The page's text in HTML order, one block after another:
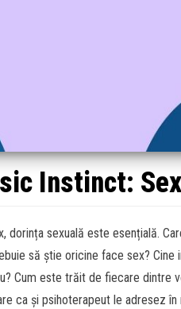
Instinct: Sex
dorința sexuală este esențială.
să știe oricine face sex? Cine
Cum este trăit de fiecare dintre
ca și psihoterapeut le adresez în